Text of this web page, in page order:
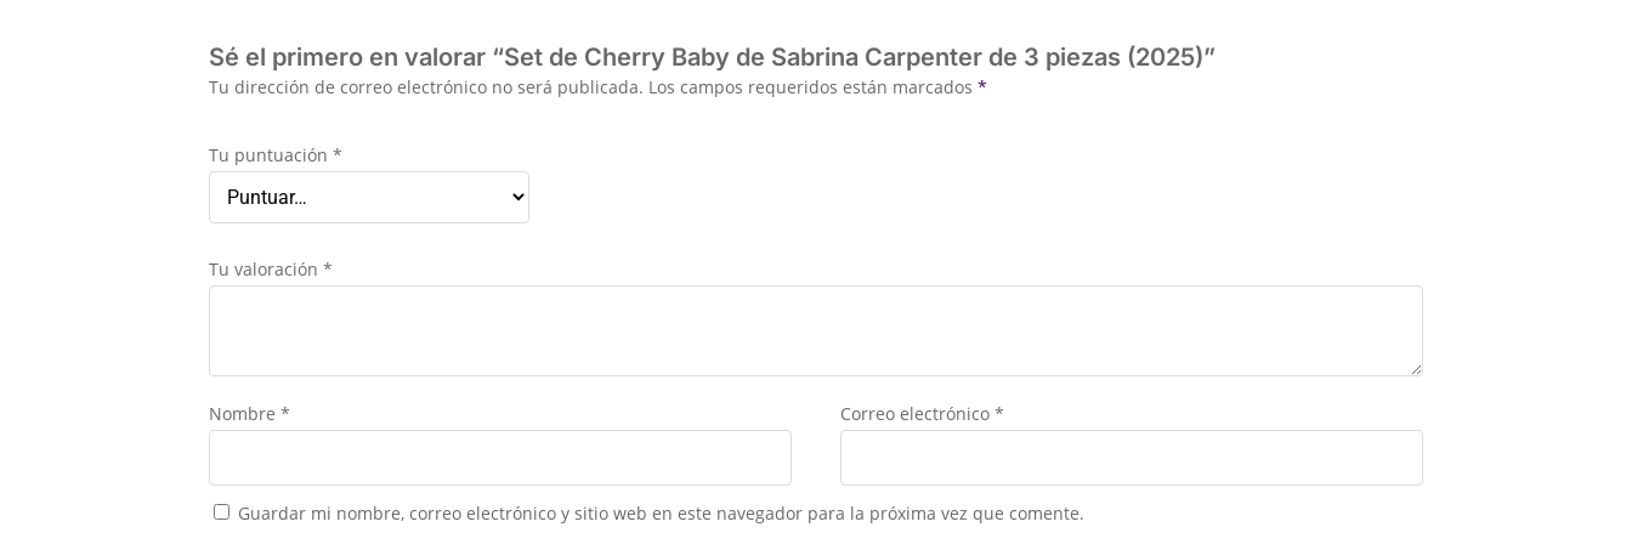
Sé el primero en valorar “Set de Cherry Baby de Sabrina Carpenter de 3 piezas (2025)”
Tu dirección de correo electrónico no será publicada. Los campos requeridos están marcados *
Tu puntuación *
Tu valoración *
Nombre * Correo electrónico *
Guardar mi nombre, correo electrónico y sitio web en este navegador para la próxima vez que comente.